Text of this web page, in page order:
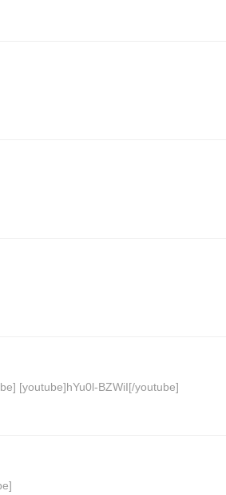
[youtube]ZkW12QPypqc[/youtube] [youtube]Ol4ImnY7RLA[/youtube] [youtube]HOoBQj8i4wg[/youtube] [youtube]hYu0l-BZWiI[/youtube]